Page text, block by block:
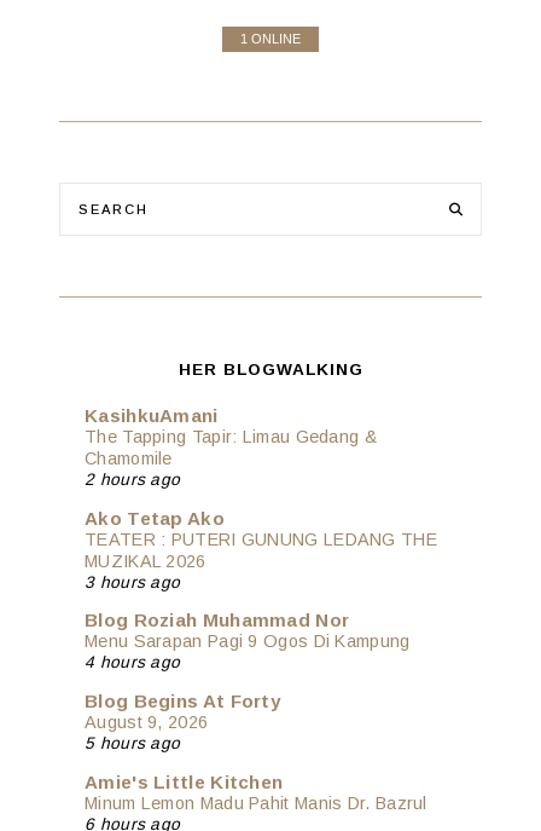
1 ONLINE
HER BLOGWALKING
KasihkuAmani
The Tapping Tapir: Limau Gedang &
Chamomile
2 hours ago
Ako Tetap Ako
TEATER : PUTERI GUNUNG LEDANG THE
MUZIKAL 2026
3 hours ago
Blog Roziah Muhammad Nor
Menu Sarapan Pagi 9 Ogos Di Kampung
4 hours ago
Blog Begins At Forty
August 9, 2026
5 hours ago
Amie's Little Kitchen
Minum Lemon Madu Pahit Manis Dr. Bazrul
6 hours ago